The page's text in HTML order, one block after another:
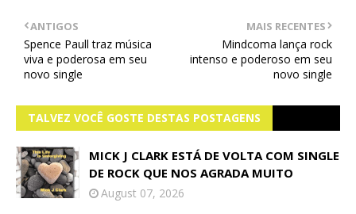
MAIS RECENTES
Mindcoma lança rock
intenso e poderoso em seu
novo single
ANTIGOS
Spence Paull traz música
viva e poderosa em seu
novo single
TALVEZ VOCÊ GOSTE DESTAS POSTAGENS
MICK J CLARK ESTÁ DE VOLTA COM SINGLE
DE ROCK QUE NOS AGRADA MUITO
August 07, 2026